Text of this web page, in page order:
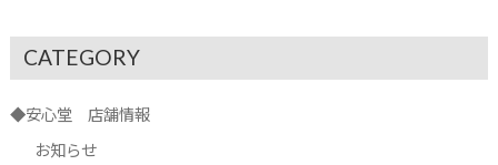
CATEGORY
◆安心堂 店舗情報
お知らせ